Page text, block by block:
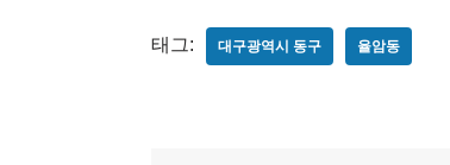
태그: 대구광역시 동구 율암동